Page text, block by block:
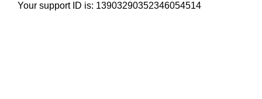
Your support ID is: 13903290352346054514